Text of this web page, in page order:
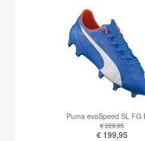
Puma evoSpeed ​​SL FG
€ 229,95
€ 199,95